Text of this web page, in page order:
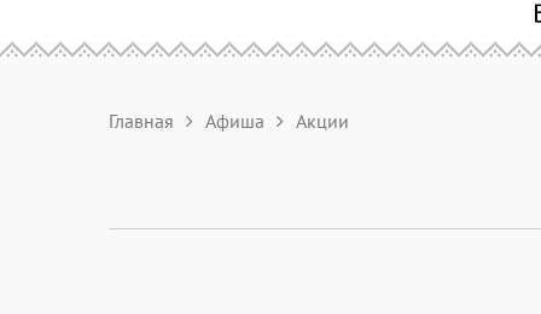
Главная Афиша Акции